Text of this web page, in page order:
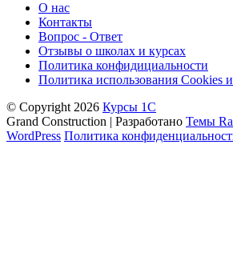
О нас
Контакты
Вопрос - Ответ
Отзывы о школах и курсах
Политика конфидициальности
Политика использования Cookies
© Copyright 2026 Курсы 1С
Grand Construction | Разработано Темы
WordPress Политика